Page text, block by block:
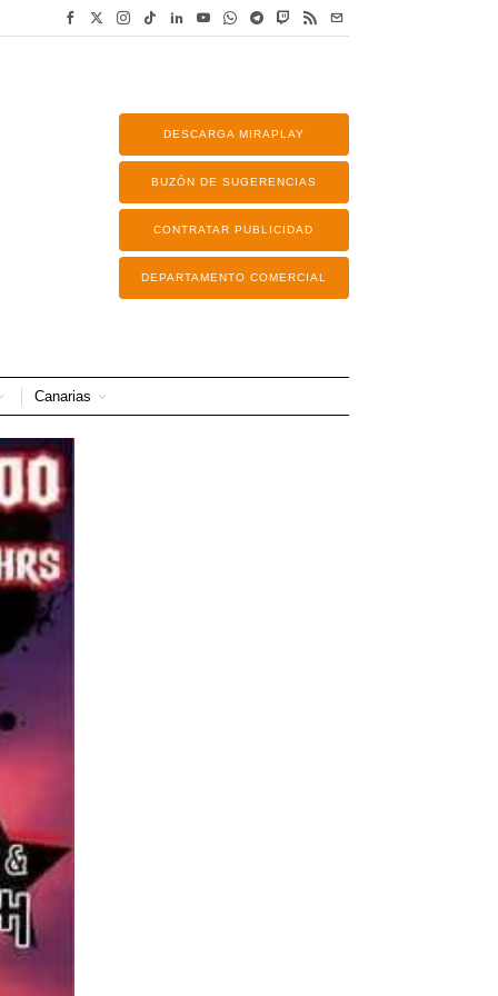
DESCARGA MIRAPLAY
BUZÓN DE SUGERENCIAS
CONTRATAR PUBLICIDAD
DEPARTAMENTO COMERCIAL
Canarias